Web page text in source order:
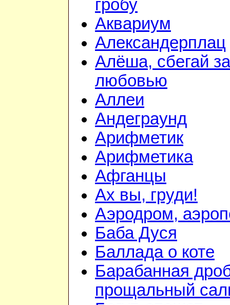
гробу
Аквариум
Александерплац
Алёша, сбегай за
любовью
Аллеи
Андеграунд
Арифметик
Арифметика
Афганцы
Ах вы, груди!
Аэродром,
Баба Дуся
Баллада о коте
Барабанная
прощальный